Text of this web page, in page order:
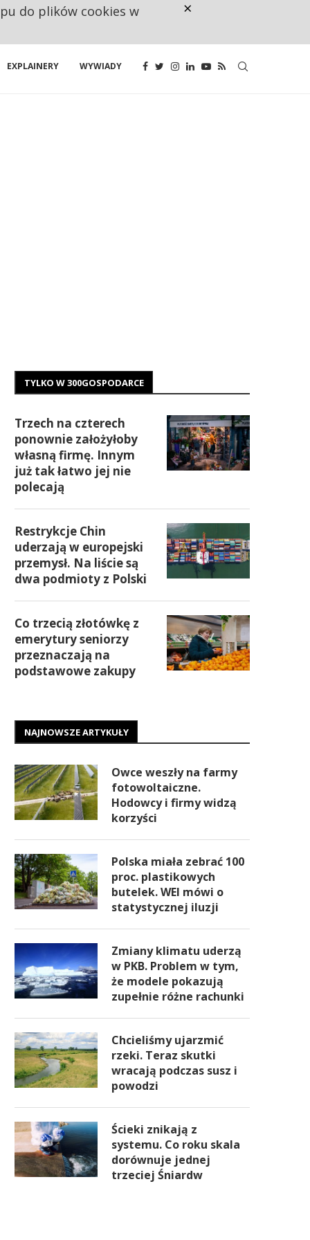
EXPLAINERY WYWIADY
TYLKO W 300GOSPODARCE
Trzech na czterech
ponownie założyłoby
własną firmę. Innym
już tak łatwo jej nie
polecają
Restrykcje Chin
uderzają w europejski
przemysł. Na liście są
dwa podmioty z Polski
Co trzecią złotówkę z
emerytury seniorzy
przeznaczają na
podstawowe zakupy
NAJNOWSZE ARTYKUŁY
Owce weszły na farmy
fotowoltaiczne.
Hodowcy i firmy widzą
korzyści
Polska miała zebrać 100
proc. plastikowych
butelek. WEI mówi o
statystycznej iluzji
Zmiany klimatu uderzą
w PKB. Problem w tym,
że modele pokazują
zupełnie różne rachunki
Chcieliśmy ujarzmić
rzeki. Teraz skutki
wracają podczas susz i
powodzi
Ścieki znikają z
systemu. Co roku skala
dorównuje jednej
trzeciej Śniardw
do plików cookies w ×